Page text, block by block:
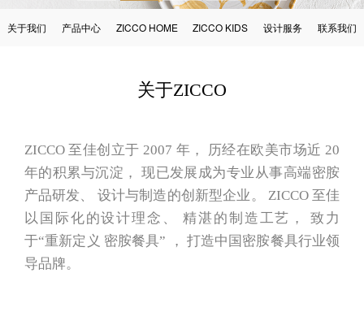
关于我们 产品中心 ZICCO HOME ZICCO KIDS 设计服务 联系我们
关于ZICCO
ZICCO 至佳创立于 2007 年， 历经在欧美市场近 20
年的积累与沉淀， 现已发展成为专业从事高端密胺
产品研发、 设计与制造的创新型企业。 ZICCO 至佳
以国际化的设计理念、 精湛的制造工艺， 致力
于“重新定义 密胺餐具” ， 打造中国密胺餐具行业领
导品牌。